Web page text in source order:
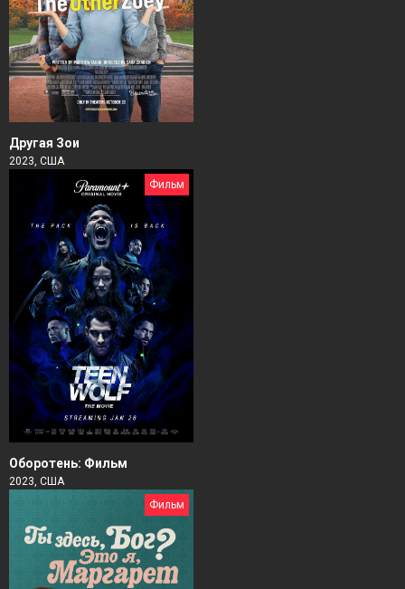
Другая Зои
2023, США
Фильм
Оборотень: Фильм
2023, США
Фильм